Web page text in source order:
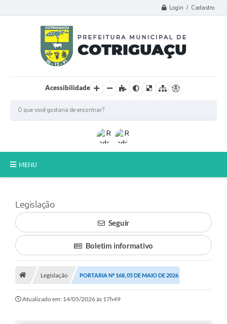
Login / Cadastro
Acessibilidade
MENU
Poder Legislativo
A Prefeitura
Município
Legislação
Seguir
Boletim informativo
Legislação PORTARIA Nº 168, 05 DE MAIO DE 2026
Atualizado em: 14/05/2026 às 17h49